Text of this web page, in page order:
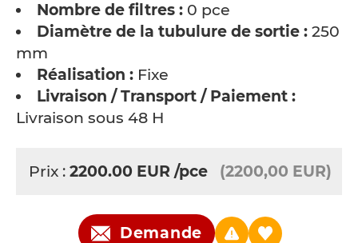
Nombre de filtres : 0 pce
Diamètre de la tubulure de sortie : 250
mm
Réalisation : Fixe
Livraison / Transport / Paiement :
Livraison sous 48 H
Prix : 2200.00 EUR /pce (2200,00 EUR)
Demande